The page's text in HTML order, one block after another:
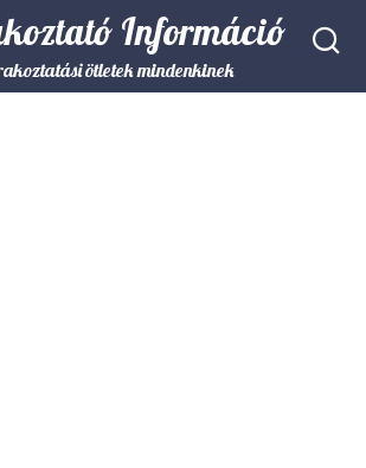
Információ
ötletek mindenkinek